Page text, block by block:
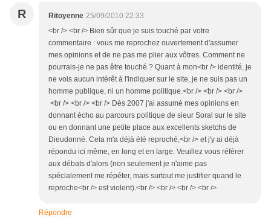
R Ritoyenne 25/09/2010 22:33
<br /> <br /> Bien sûr que je suis touché par votre
commentaire : vous me reprochez ouvertement d'assumer
mes opinions et de ne pas me plier aux vôtres. Comment ne
pourrais-je ne pas être touché ? Quant à mon<br /> identité, je
ne vois aucun intérêt à l'indiquer sur le site, je ne suis pas un
homme publique, ni un homme politique.<br /> <br /> <br />
<br /> <br /> <br /> Dès 2007 j'ai assumé mes opinions en
donnant écho au parcours politique de sieur Soral sur le site
ou en donnant une petite place aux excellents sketchs de
Dieudonné. Cela m'a déjà été reproché,<br /> et j'y ai déjà
répondu ici même, en long et en large. Veuillez vous référer
aux débats d'alors (non seulement je n'aime pas
spécialement me répéter, mais surtout me justifier quand le
reproche<br /> est violent).<br /> <br /> <br /> <br />
Répondre